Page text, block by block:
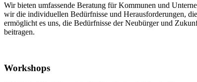
Wir bieten umfassende Beratung für Kommunen und
wir die individuellen Bedürfnisse und Herausforderungen,
ermöglicht es uns, die Bedürfnisse der Neubürger und
beitragen.
Workshops